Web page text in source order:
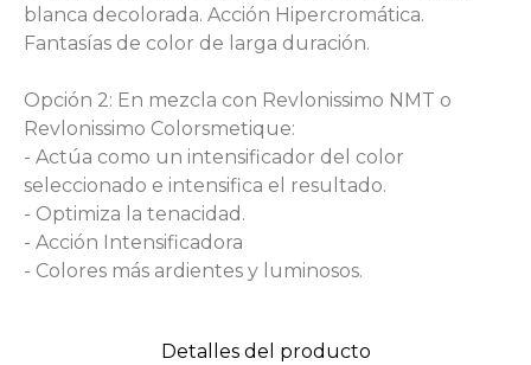
Detalles del producto
blanca decolorada. Acción Hipercromática.
Fantasías de color de larga duración.
Opción 2: En mezcla con Revlonissimo NMT o
Revlonissimo Colorsmetique:
- Actúa como un intensificador del color
seleccionado e intensifica el resultado.
- Optimiza la tenacidad.
- Acción Intensificadora
- Colores más ardientes y luminosos.